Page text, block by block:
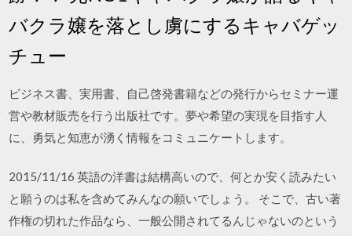
バクラ嬢を落とし虜にするキャバゲッ
チュー
ビジネス書、実用書、自己啓発書籍などの発行からセミナー運
営や教材販売を行う出版社です。夢や希望の実現を目指す人
に、勇気と知恵が湧く情報をコミュニケートします。
2015/11/16 英語の洋書は結構高いので、何とか安く読みたい
と願うのは私を含めてみんなの願いでしょう。 そこで、古い著
作権の切れた作品なら、一般公開されてるんじゃないのという